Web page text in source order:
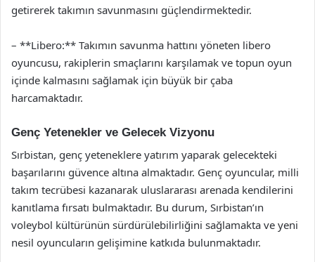
getirerek takımın savunmasını güçlendirmektedir.
– **Libero:** Takımın savunma hattını yöneten libero
oyuncusu, rakiplerin smaçlarını karşılamak ve topun oyun
içinde kalmasını sağlamak için büyük bir çaba
harcamaktadır.
Genç Yetenekler ve Gelecek Vizyonu
Sırbistan, genç yeteneklere yatırım yaparak gelecekteki
başarılarını güvence altına almaktadır. Genç oyuncular, milli
takım tecrübesi kazanarak uluslararası arenada kendilerini
kanıtlama fırsatı bulmaktadır. Bu durum, Sırbistan’ın
voleybol kültürünün sürdürülebilirliğini sağlamakta ve yeni
nesil oyuncuların gelişimine katkıda bulunmaktadır.